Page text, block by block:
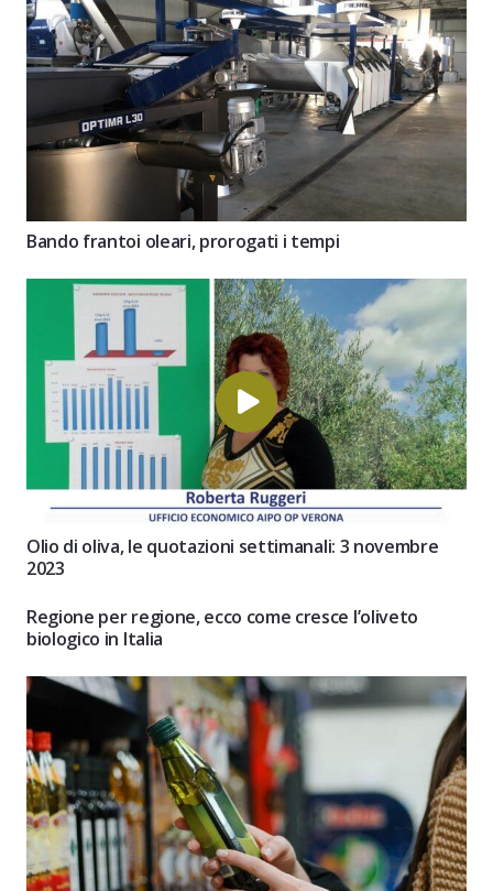
Bando frantoi oleari, prorogati i tempi
Olio di oliva, le quotazioni settimanali: 3 novembre
2023
Regione per regione, ecco come cresce l’oliveto
biologico in Italia